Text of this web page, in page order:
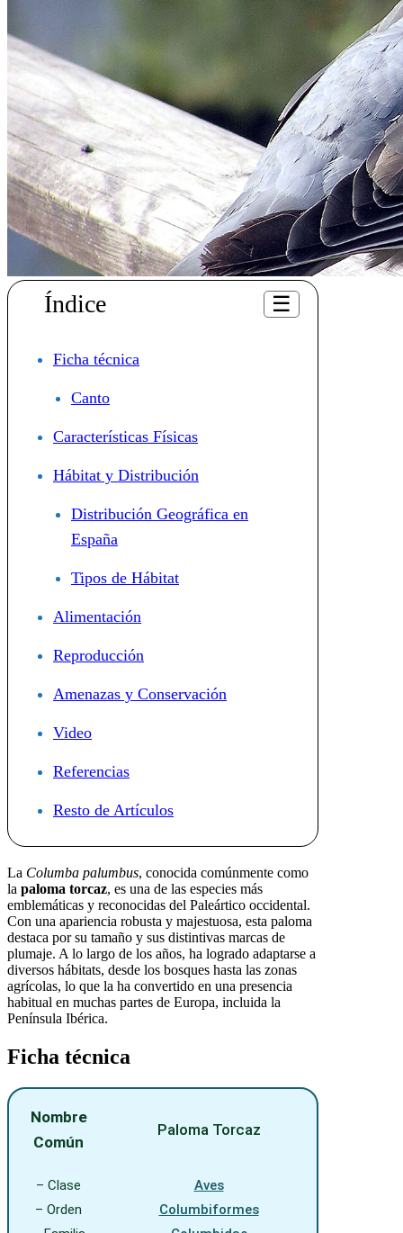
Índice ☰
Ficha técnica
Canto
Características Físicas
Hábitat y Distribución
Distribución Geográfica en
España
Tipos de Hábitat
Alimentación
Reproducción
Amenazas y Conservación
Video
Referencias
Resto de Artículos
La Columba palumbus, conocida comúnmente como
la paloma torcaz, es una de las especies más
emblemáticas y reconocidas del Paleártico occidental.
Con una apariencia robusta y majestuosa, esta paloma
destaca por su tamaño y sus distintivas marcas de
plumaje. A lo largo de los años, ha logrado adaptarse a
diversos hábitats, desde los bosques hasta las zonas
agrícolas, lo que la ha convertido en una presencia
habitual en muchas partes de Europa, incluida la
Península Ibérica.
Ficha técnica
Nombre
Común
Paloma Torcaz
– Clase
Aves
– Orden
Columbiformes